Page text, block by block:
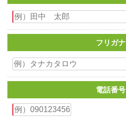
フリガナ
電話番号